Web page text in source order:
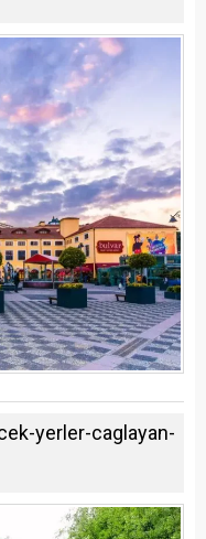
yerler-caglayan-